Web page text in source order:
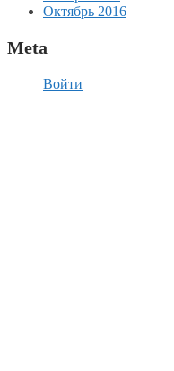
Октябрь 2016
Meta
Войти